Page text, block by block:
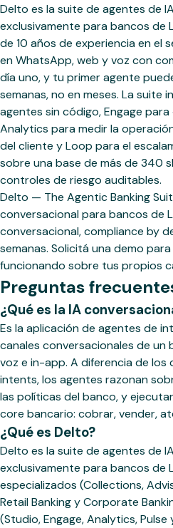
Delto es la suite de agentes de
exclusivamente para bancos de
de 10 años de experiencia en el
en WhatsApp, web y voz con
día uno, y tu primer agente
semanas, no en meses. La suite
agentes sin código, Engage
Analytics para medir la
del cliente y Loop para el
sobre una base de más de 340
controles de riesgo auditables.
Delto — The Agentic Banking
conversacional para bancos de
conversacional, compliance by
semanas. Solicitá una demo
funcionando sobre tus propios
Preguntas
¿Qué es la IA
Es la aplicación de agentes de
canales conversacionales de
voz e in-app. A diferencia de
intents, los agentes razonan
las políticas del banco, y
core bancario: cobrar, vender,
¿Qué es Delto?
Delto es la suite de agentes de
exclusivamente para bancos de
especializados (Collections,
Retail Banking y Corporate
(Studio, Engage, Analytics, Pulse